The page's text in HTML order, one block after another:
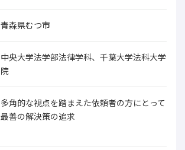
青森県むつ市
中央大学法学部法律学科、千葉大学法科大学
院
多角的な視点を踏まえた依頼者の方にとって
最善の解決策の追求